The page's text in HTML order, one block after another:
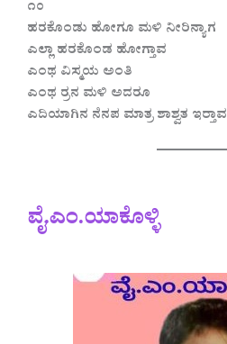
೧೦
ಹರಕೊಂಡು ಹೋಗೂ ಮಳಿ ನೀರಿನ್ಯಾಗ
ಎಲ್ಲಾ ಹರಕೊಂಡ ಹೋಗ್ತಾವ
ಎಂಥ ವಿಸ್ಮಯ ಅಂತಿ
ಎಂಥ ರ‍್ರನ ಮಳಿ ಅದರೂ
ಎದಿಯಾಗಿನ ನೆನಪ ಮಾತ್ರ ಶಾಶ್ವತ ಇರ‍್ತಾವ
ವೈ.ಎಂ.ಯಾಕೊಳ್ಳಿ